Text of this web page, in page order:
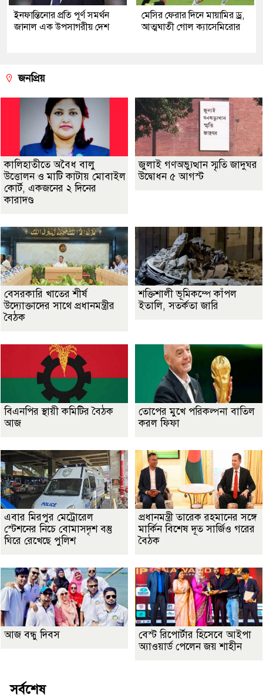
ইনফান্তিনোর প্রতি পূর্ণ সমর্থন
জানাল এক উপসাগরীয় দেশ
মেসির ফেরার দিনে মায়ামির ড্র,
আত্মঘাতী গোল ক্যাসেমিরোর
জনপ্রিয়
কালিহাতীতে অবৈধ বালু
উত্তোলন ও মাটি কাটায় মোবাইল
কোর্ট, একজনের ২ দিনের
কারাদণ্ড
জুলাই গণঅভ্যুত্থান স্মৃতি জাদুঘর
উদ্বোধন ৫ আগস্ট
বেসরকারি খাতের শীর্ষ
উদ্যোক্তাদের সাথে প্রধানমন্ত্রীর
বৈঠক
শক্তিশালী ভূমিকম্পে কাঁপল
ইতালি, সতর্কতা জারি
বিএনপির স্থায়ী কমিটির বৈঠক
আজ
তোপের মুখে পরিকল্পনা বাতিল
করল ফিফা
এবার মিরপুর মেট্রোরেল
স্টেশনের নিচে বোমাসদৃশ বস্তু
ঘিরে রেখেছে পুলিশ
প্রধানমন্ত্রী তারেক রহমানের সঙ্গে
মার্কিন বিশেষ দূত সার্জিও গরের
বৈঠক
আজ বন্ধু দিবস
বেস্ট রিপোর্টার হিসেবে আইপা
অ্যাওয়ার্ড পেলেন জয় শাহীন
সর্বশেষ